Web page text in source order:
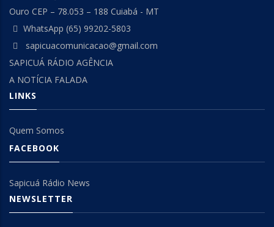
Ouro CEP – 78.053 – 188 Cuiabá - MT
WhatsApp (65) 99202-5803
sapicuacomunicacao@gmail.com
SAPICUÁ RÁDIO AGÊNCIA
A NOTÍCIA FALADA
LINKS
Quem Somos
FACEBOOK
Sapicuá Rádio News
NEWSLETTER